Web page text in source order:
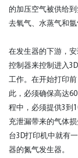
的加压空气被供给
去氧气、水蒸气和氩
在发生器的下游，安
控制器来控制进入
工作。在开始打印
此，必须确保高达
程中，必须提供3到
充泄漏带来的气体
台3D打印机中就有
器的氮气发生器。